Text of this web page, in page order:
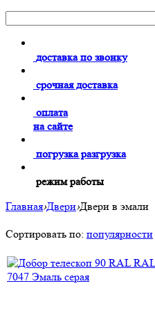
доставка по звонку
срочная доставка
оплата
на сайте
погрузка разгрузка
режим работы
Главная›Двери›Двери в эмали
Сортировать по: популярности